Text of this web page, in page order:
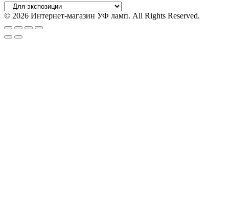
© 2026 Интернет-магазин УФ ламп. All Rights Reserved.